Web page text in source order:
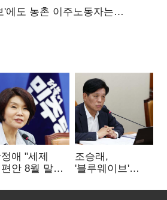
론 부족한 코스닥 구하기
'에도 농촌 이주노동자는
애 "세제
안 8월 말
도 논의"
조승래,
'블루웨이브'
사과 "무거운